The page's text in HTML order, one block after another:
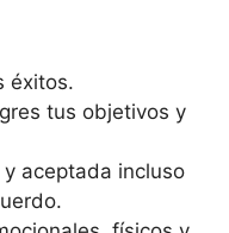
éxitos.
tus objetivos y
aceptada incluso